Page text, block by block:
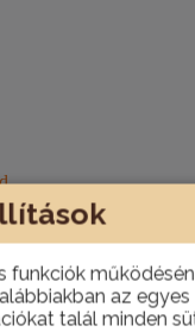
funkciók
az egyes
talál minden
csaptelep